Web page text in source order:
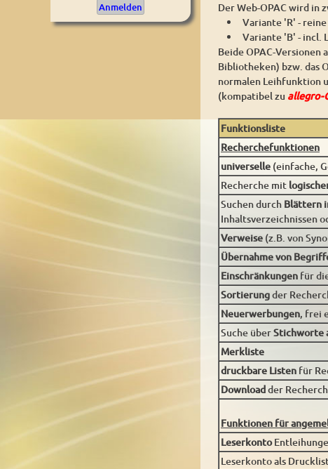
Der Web-OPAC wird in
Variante 'R' -
Variante 'B' - incl.
Beide OPAC-Versionen
Bibliotheken) bzw. das
normalen Leihfunktion
(kompatibel zu allegro-
Funktionsliste
Recherchefunktionen
universelle (einfache,
Recherche mit
Suchen durch Blättern
Inhaltsverzeichnissen
Verweise (z.B. von
Übernahme von
Einschränkungen für
Sortierungder
Neuerwerbungen, frei
Suche überStichworte
Merkliste
druckbare Listen für
Downloadder
Funktionen für
Leserkonto
Leserkonto als